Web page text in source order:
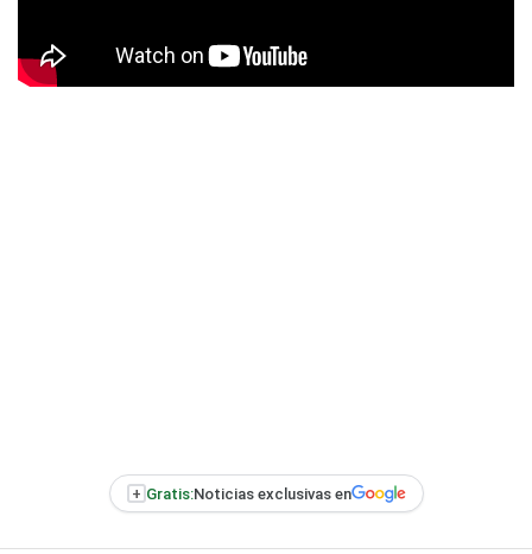
+ Gratis:Noticias exclusivas en